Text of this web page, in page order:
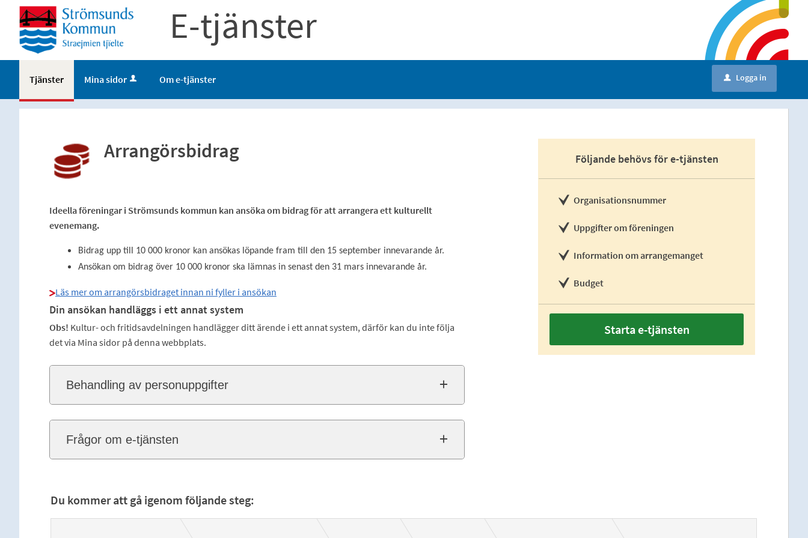
E-tjänster
Tjänster Mina sidor Om e-tjänster u Logga in
Arrangörsbidrag
Ideella föreningar i Strömsunds kommun kan ansöka om bidrag för att arrangera ett kulturellt
evenemang.
Bidrag upp till 10 000 kronor kan ansökas löpande fram till den 15 september innevarande år.
Ansökan om bidrag över 10 000 kronor ska lämnas in senast den 31 mars innevarande år.
Läs mer om arrangörsbidraget innan ni fyller i ansökan
Din ansökan handläggs i ett annat system
Obs! Kultur- och fritidsavdelningen handlägger ditt ärende i ett annat system, därför kan du inte följa
det via Mina sidor på denna webbplats.
Behandling av personuppgifter
Frågor om e-tjänsten
Följande behövs för e-tjänsten
Organisationsnummer
Uppgifter om föreningen
Information om arrangemanget
Budget
Starta e-tjänsten
Du kommer att gå igenom följande steg: